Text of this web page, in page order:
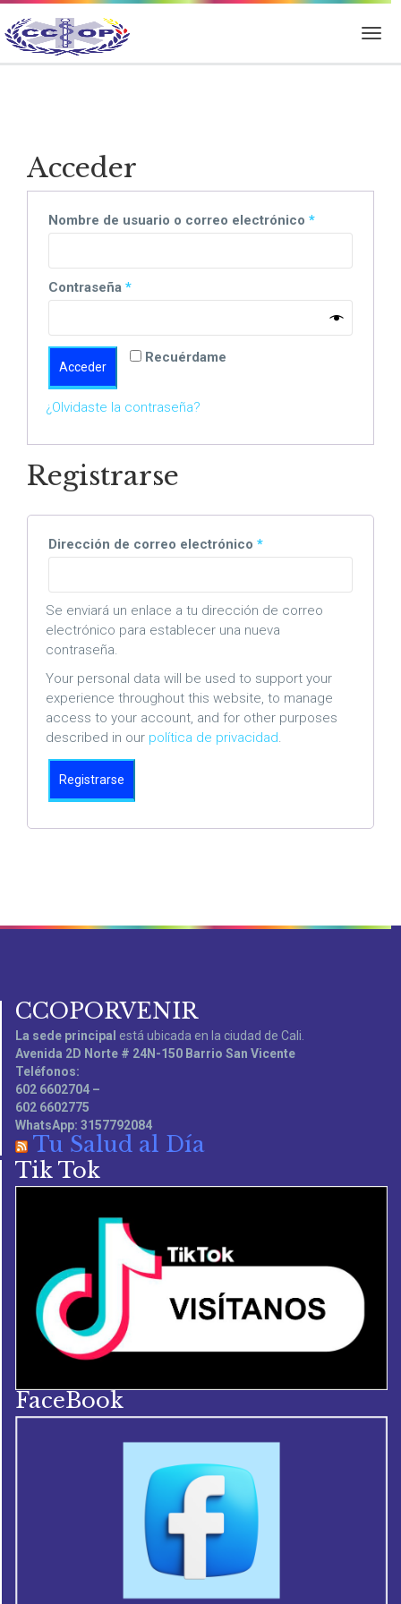
Acceder
Nombre de usuario o correo electrónico *Obligatorio
Contraseña *Obligatorio
Recuérdame
Acceder
¿Olvidaste la contraseña?
Registrarse
Dirección de correo electrónico *Obligatorio
Se enviará un enlace a tu dirección de correo
electrónico para establecer una nueva
contraseña.
Your personal data will be used to support your
experience throughout this website, to manage
access to your account, and for other purposes
described in our política de privacidad.
Registrarse
CCOPORVENIR
La sede principal está ubicada en la ciudad de Cali.
Avenida 2D Norte # 24N-150 Barrio San Vicente
Teléfonos:
602 6602704 –
602 6602775
WhatsApp: 3157792084
Tu Salud al Día
Tik Tok
FaceBook